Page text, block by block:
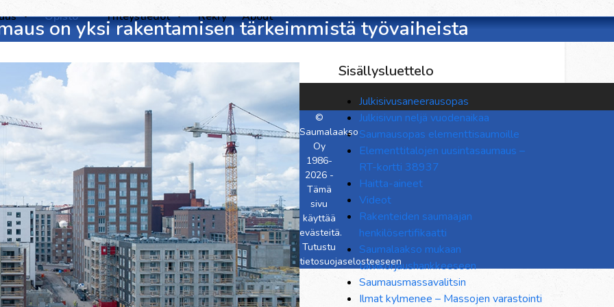
Opisto Yhteystiedot Rekry About
on yksi rakentamisen tärkeimmistä työvaiheista
Sisällysluettelo
Julkisivusaneerausopas
Julkisivun neljä vuodenaikaa
Saumausopas elementtisaumoille
Elementtitalojen uusintasaumaus –
RT-kortti 38937
Haitta-aineet
Videot
Rakenteiden saumaajan
henkilösertifikaatti
Saumalaakso mukaan
talvikorjaushankkeeseen
Saumausmassavalitsin
Ilmat kylmenee – Massojen varastointi
©
Saumalaakso
Oy
1986-
2026 -
Tämä
sivu
käyttää
evästeitä.
Tutustu
tietosuojaselosteeseen